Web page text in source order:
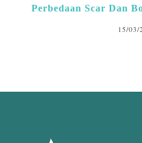
Perbedaan Scar Dan
15/03/